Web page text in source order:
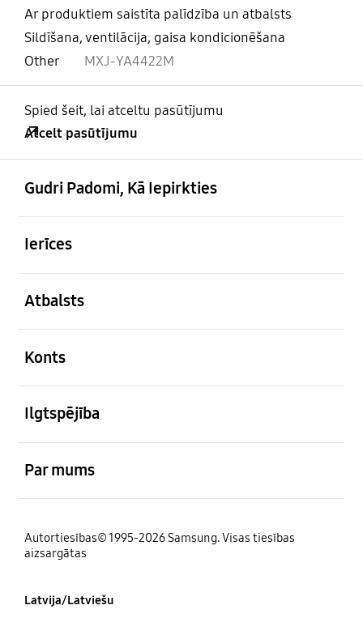
Ar produktiem saistīta palīdzība un atbalsts
Sildīšana, ventilācija, gaisa kondicionēšana
Other
MXJ-YA4422M
Spied šeit, lai atceltu pasūtījumu
Atcelt pasūtījumu
Gudri Padomi, Kā Iepirkties
Ierīces
Atbalsts
Konts
Ilgtspējība
Par mums
Autortiesības© 1995-2026 Samsung. Visas tiesības
aizsargātas
Latvija/Latviešu